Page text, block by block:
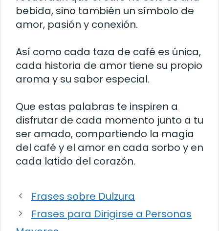
bebida, sino también un símbolo de
amor, pasión y conexión.
Así como cada taza de café es única,
cada historia de amor tiene su propio
aroma y su sabor especial.
Que estas palabras te inspiren a
disfrutar de cada momento junto a tu
ser amado, compartiendo la magia
del café y el amor en cada sorbo y en
cada latido del corazón.
Frases sobre Dulzura
Frases para Dirigirse a Personas